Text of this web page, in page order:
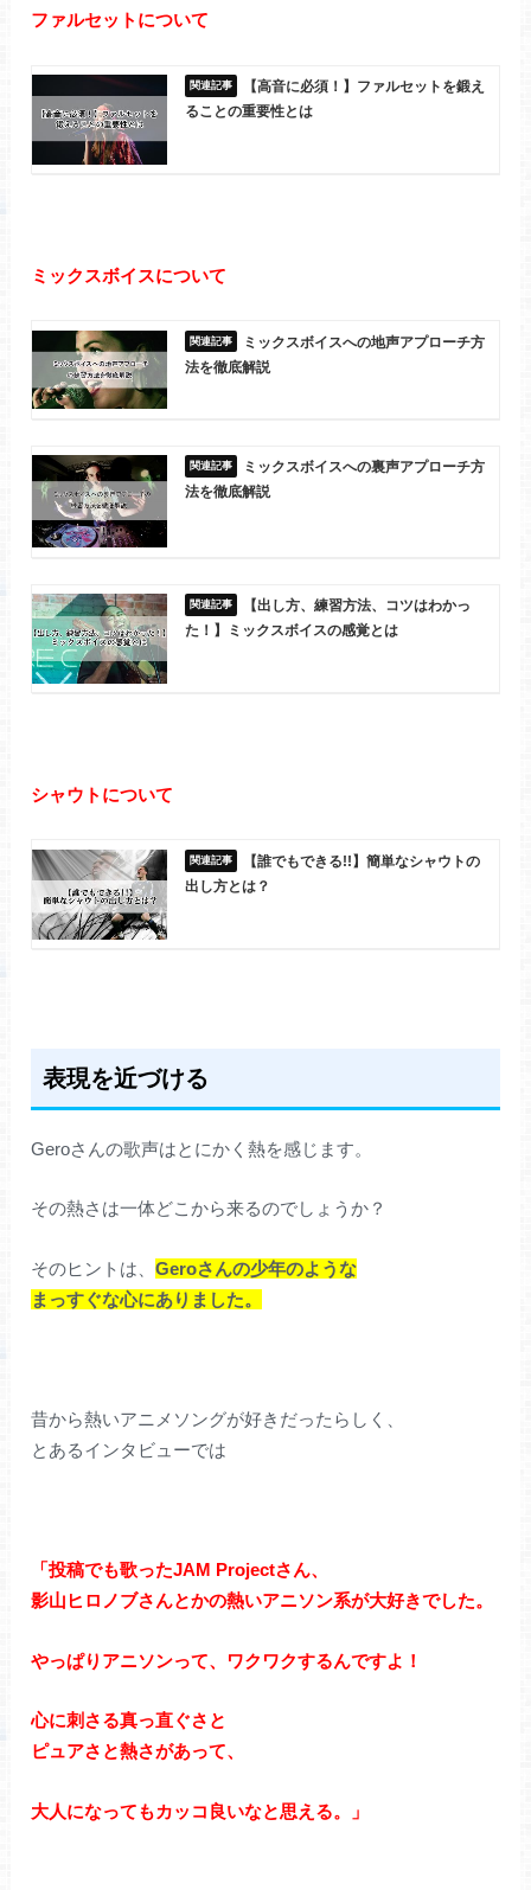
ファルセットについて
【高音に必須！】ファルセットを鍛え
ることの重要性とは
ミックスボイスについて
ミックスボイスへの地声アプローチ方
法を徹底解説
ミックスボイスへの裏声アプローチ方
法を徹底解説
【出し方、練習方法、コツはわかっ
た！】ミックスボイスの感覚とは
シャウトについて
【誰でもできる!!】簡単なシャウトの
出し方とは？
表現を近づける
Geroさんの歌声はとにかく熱を感じます。
その熱さは一体どこから来るのでしょうか？
そのヒントは、Geroさんの少年のような
まっすぐな心にありました。
昔から熱いアニメソングが好きだったらしく、
とあるインタビューでは
「投稿でも歌ったJAM Projectさん、
影山ヒロノブさんとかの熱いアニソン系が大好きでした。
やっぱりアニソンって、ワクワクするんですよ！
心に刺さる真っ直ぐさと
ピュアさと熱さがあって、
大人になってもカッコ良いなと思える。」